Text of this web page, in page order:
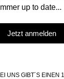
up to date...
Jetzt anmelden
UNS GIBT´S EINEN